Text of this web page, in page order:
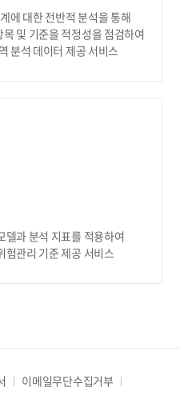
에 대한 전반적 분석을 통해
및 기준을 적정성을 점검하여
분석 데이터 제공 서비스
델과 분석 지표를 적용하여
험관리 기준 제공 서비스
이메일무단수집거부